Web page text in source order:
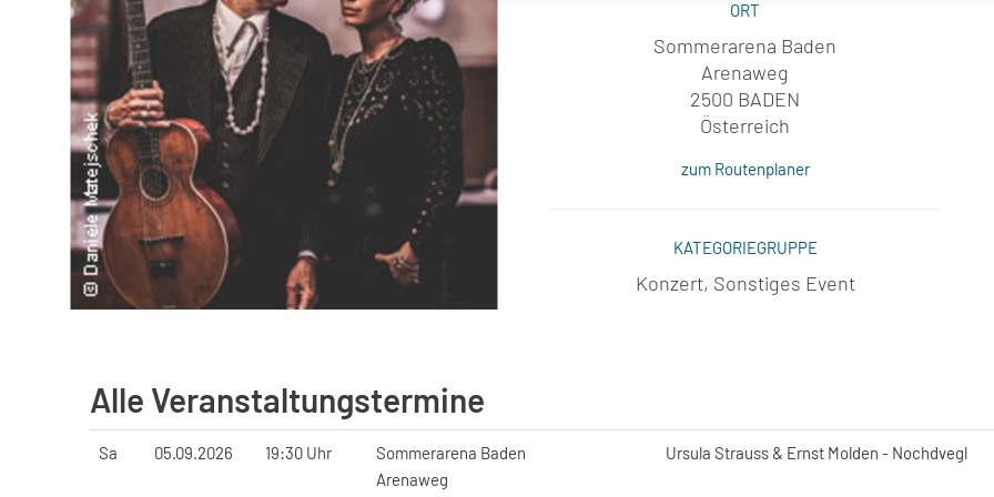
ORT
Sommerarena Baden
Arenaweg
2500 BADEN
Österreich
zum Routenplaner
KATEGORIEGRUPPE
Konzert, Sonstiges Event
Alle Veranstaltungstermine
Sa 05.09.2026 19:30 Uhr
Sommerarena Baden
Arenaweg
Ursula Strauss & Ernst Molden - Nochdvegl